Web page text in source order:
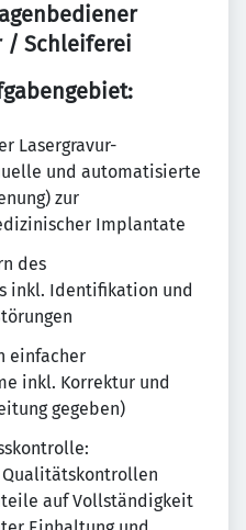
/ Schleiferei
Lasergravur-
und automatisierte
zur
Implantate
des
inkl. Identifikation und
einfacher
inkl. Korrektur und
gegeben)
Qualitätskontrollen
auf Vollständigkeit